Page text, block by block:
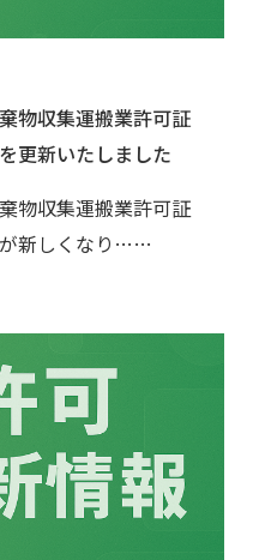
物収集運搬業許可証
更新いたしました
物収集運搬業許可証
が新しくなり……